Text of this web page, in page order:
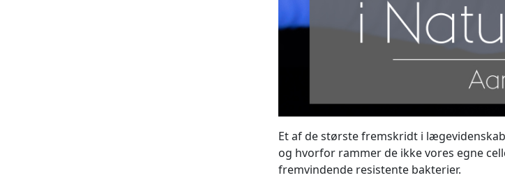
Et af de største fremskridt i
og hvorfor rammer de ikke vores egne
fremvindende resistente bakterier.